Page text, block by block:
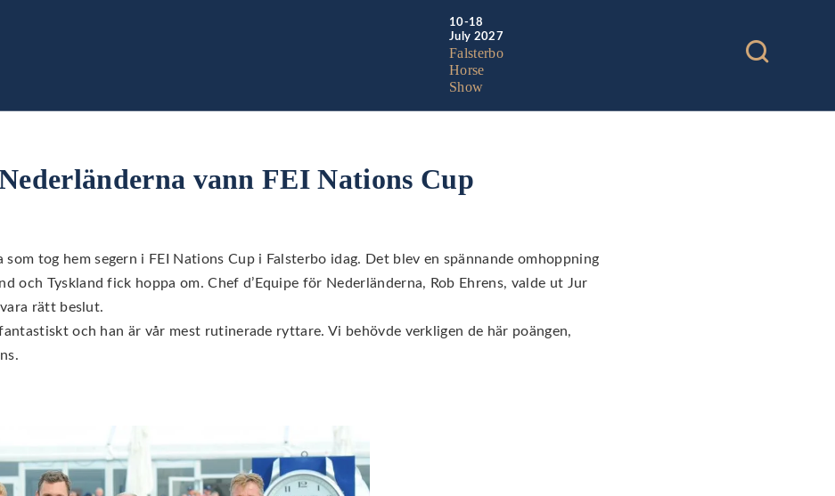
10-18
July 2027
Falsterbo
Horse
Show
vann FEI Nations Cup
som tog hem segern i FEI Nations Cup i Falsterbo idag. Det blev en spännande omhoppning
och Tyskland fick hoppa om. Chef d’Equipe för Nederländerna, Rob Ehrens, valde ut Jur
rätt beslut.
och han är vår mest rutinerade ryttare. Vi behövde verkligen de här poängen,